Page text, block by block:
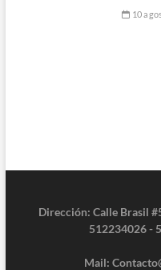
10
Dirección: Calle Brasil
512234026 -
Mail: